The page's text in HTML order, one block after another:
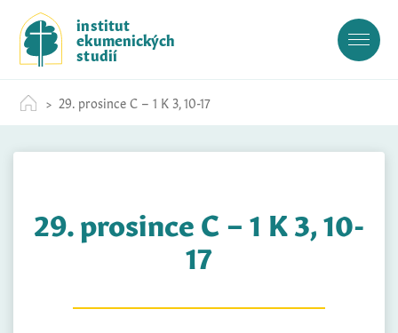
c
institut
ekumenických
studií
29. prosince C – 1 K 3, 10-17
29. prosince C – 1 K 3, 10-
17